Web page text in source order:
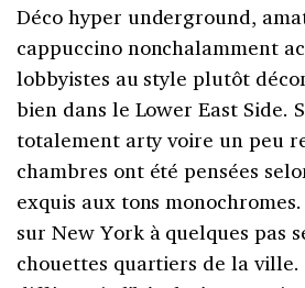
Déco hyper underground,
cappuccino nonchalamment
lobbyistes au style plutôt
bien dans le Lower East Side.
totalement arty voire un peu
chambres ont été pensées
exquis aux tons
sur New York à quelques pas
chouettes quartiers de la ville.